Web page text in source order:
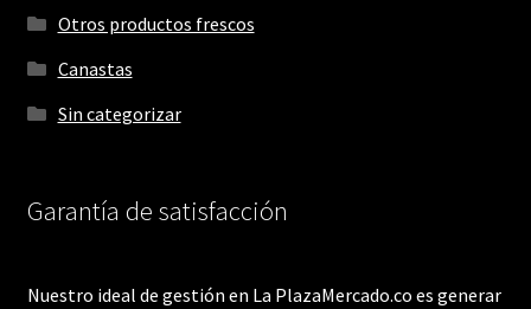
Otros productos frescos
Canastas
Sin categorizar
Garantía de satisfacción
Nuestro ideal de gestión en La PlazaMercado.co es generar